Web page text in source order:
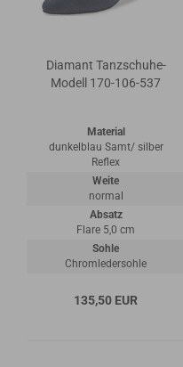
Diamant Tanzschuhe-
Modell 170-106-537
Material
dunkelblau Samt/ silber
Reflex
Weite
normal
Absatz
Flare 5,0 cm
Sohle
Chromledersohle
135,50 EUR